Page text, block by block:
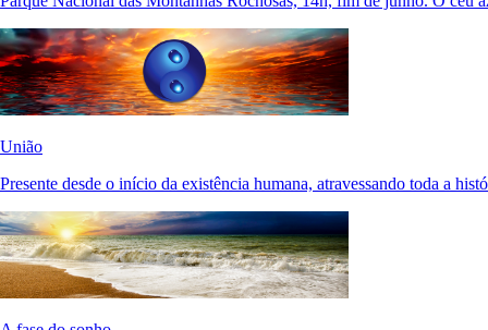
União
Presente desde o início da existência humana, atravessando toda a